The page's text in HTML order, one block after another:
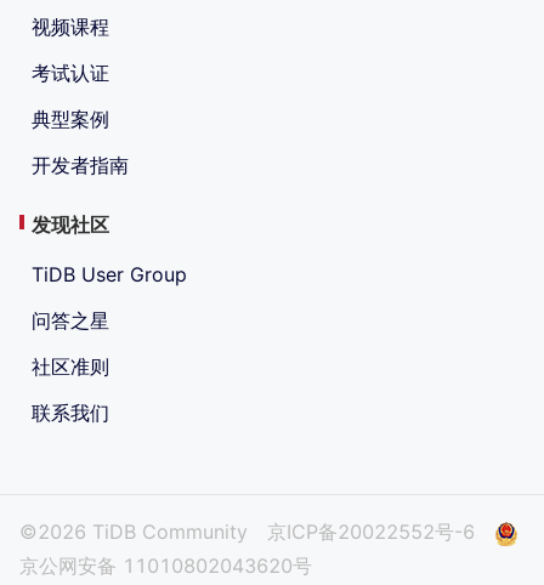
视频课程
考试认证
典型案例
开发者指南
发现社区
TiDB User Group
问答之星
社区准则
联系我们
©2026 TiDB Community
京ICP备20022552号-6
京公网安备 11010802043620号